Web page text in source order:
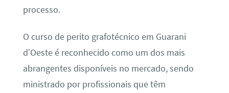
processo.
O curso de perito grafotécnico em Guarani
d’Oeste é reconhecido como um dos mais
abrangentes disponíveis no mercado, sendo
ministrado por profissionais que têm